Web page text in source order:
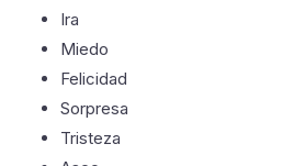
Ira
Miedo
Felicidad
Sorpresa
Tristeza